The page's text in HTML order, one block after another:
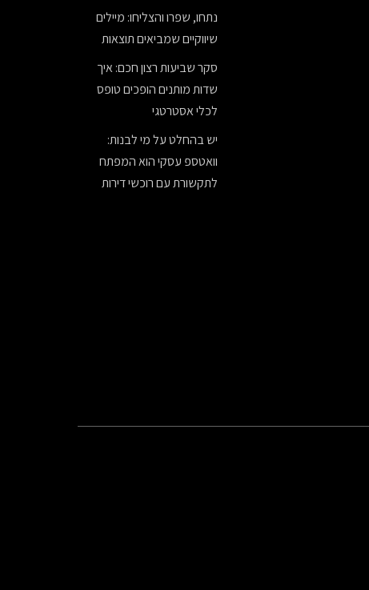
נתחו, שפרו והצליחו: מיילים
שיווקיים שמביאים תוצאות
סקר שביעות רצון חכם: איך
שדות מותנים הופכים טופס
לכלי אסטרטגי
יש בהחלט על מי לבנות:
וואטספ עסקי הוא המפתח
לתקשורת עם רוכשי דירות